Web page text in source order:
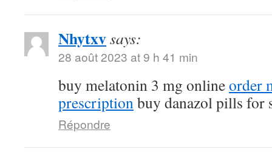
Nhytxvsays:
28 août 2023 at 9 h 41 min
buy melatonin 3 mg onlineorder
prescription buy danazol pills for
Répondre